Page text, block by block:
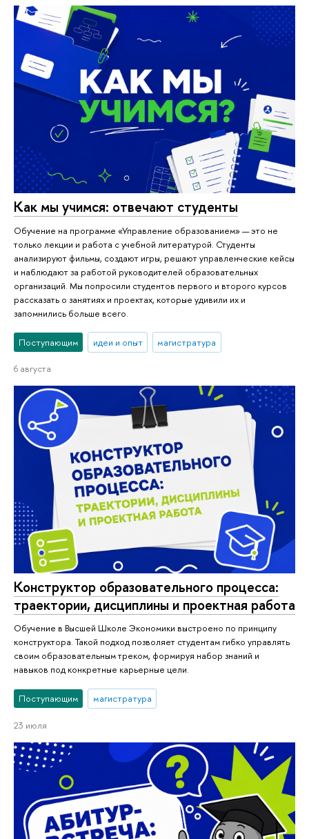
Как мы учимся: отвечают студенты
Обучение на программе «Управление образованием» — это не
только лекции и работа с учебной литературой. Студенты
анализируют фильмы, создают игры, решают управленческие кейсы
и наблюдают за работой руководителей образовательных
организаций. Мы попросили студентов первого и второго курсов
рассказать о занятиях и проектах, которые удивили их и
запомнились больше всего.
Поступающим идеи и опыт магистратура
6 августа
Конструктор образовательного процесса:
траектории, дисциплины и проектная работа
Обучение в Высшей Школе Экономики выстроено по принципу
конструктора. Такой подход позволяет студентам гибко управлять
своим образовательным треком, формируя набор знаний и
навыков под конкретные карьерные цели.
Поступающим магистратура
23 июля